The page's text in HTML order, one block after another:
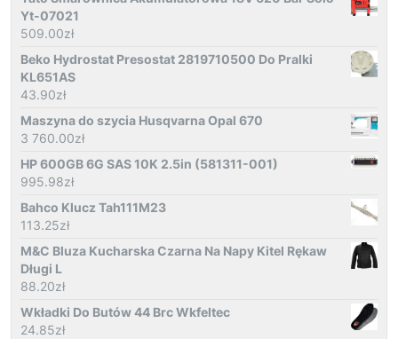
Yt-07021
509.00zł
Beko Hydrostat Presostat 2819710500 Do Pralki
KL651AS
43.90zł
Maszyna do szycia Husqvarna Opal 670
3 760.00zł
HP 600GB 6G SAS 10K 2.5in (581311-001)
995.98zł
Bahco Klucz Tah111M23
113.25zł
M&C Bluza Kucharska Czarna Na Napy Kitel Rękaw
Długi L
88.20zł
Wkładki Do Butów 44 Brc Wkfeltec
24.85zł